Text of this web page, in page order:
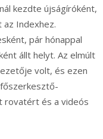
kezdte újságíróként,
az Indexhez.
pár hónappal
állt helyt. Az elmúlt
volt, és ezen
rovatért és a videós